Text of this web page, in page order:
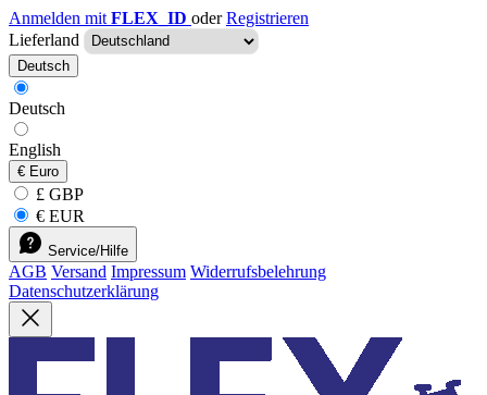
Anmelden mit FLEX_ID oder Registrieren
Lieferland
Deutsch
Deutsch
English
€ Euro
£ GBP
€ EUR
Service/Hilfe
AGB Versand Impressum Widerrufsbelehrung
Datenschutzerklärung